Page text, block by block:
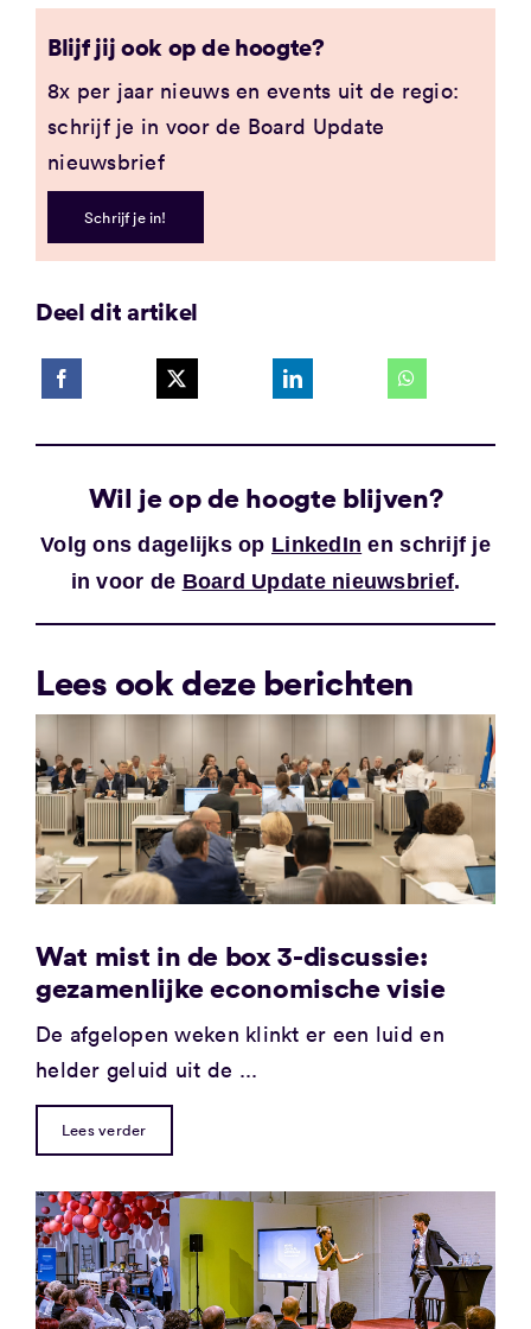
Blijf jij ook op de hoogte?
8x per jaar nieuws en events uit de regio:
schrijf je in voor de Board Update
nieuwsbrief
Schrijf je in!
Deel dit artikel
Wil je op de hoogte blijven?
Volg ons dagelijks op LinkedIn en schrijf je
in voor de Board Update nieuwsbrief.
Lees ook deze berichten
Wat mist in de box 3-discussie:
gezamenlijke economische visie
De afgelopen weken klinkt er een luid en
helder geluid uit de ...
Lees verder